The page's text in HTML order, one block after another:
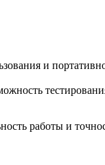
и
работы и